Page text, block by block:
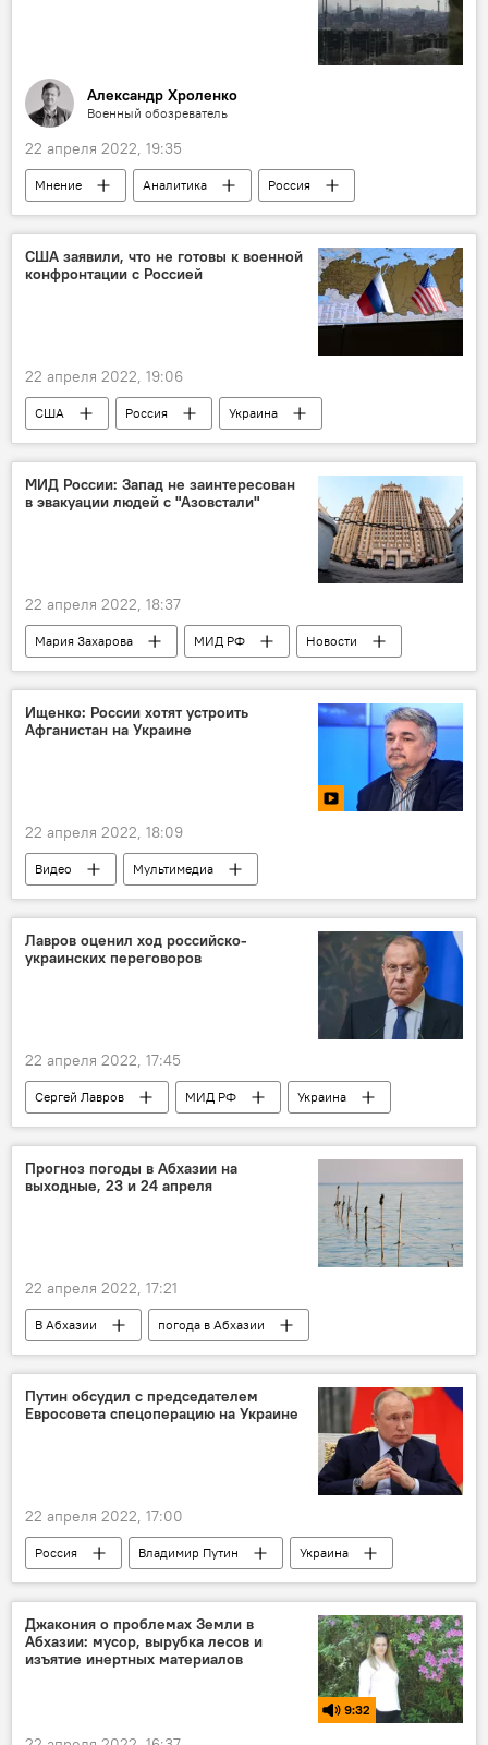
Александр Хроленко
Военный обозреватель
22 апреля 2022, 19:35
Мнение Аналитика
Россия
Украина
Новости
США заявили, что не готовы к военной
конфронтации с Россией
22 апреля 2022, 19:06
США Россия
Украина
Новости
МИД России: Запад не заинтересован
в эвакуации людей с "Азовстали"
22 апреля 2022, 18:37
Мария Захарова МИД РФ
Новости
Украина
Россия США
Ищенко: России хотят устроить
Афганистан на Украине
22 апреля 2022, 18:09
Видео Мультимедиа
Лавров оценил ход российско-
украинских переговоров
22 апреля 2022, 17:45
Сергей Лавров МИД РФ
Украина
Россия
Прогноз погоды в Абхазии на
выходные, 23 и 24 апреля
22 апреля 2022, 17:21
В Абхазии
погода в Абхазии
Новости
Путин обсудил с председателем
Евросовета спецоперацию на Украине
22 апреля 2022, 17:00
Россия Владимир Путин
Украина
Европейский совет
Джакония о проблемах Земли в
Абхазии: мусор, вырубка лесов и
изъятие инертных материалов
9:32